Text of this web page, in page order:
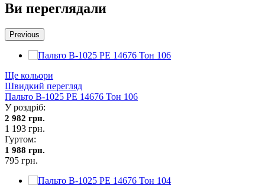
Ви переглядали
Previous
Ще кольори
Швидкий перегляд
Пальто В-1025 PE 14676 Тон 106
У роздріб:
2 982 грн.
1 193 грн.
Гуртом:
1 988 грн.
795 грн.